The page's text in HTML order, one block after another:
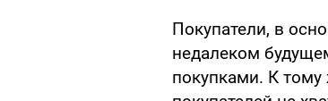
Покупатели, в
недалеком
покупками. К